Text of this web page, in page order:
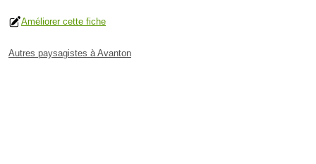
Améliorer cette fiche
Autres paysagistes à Avanton